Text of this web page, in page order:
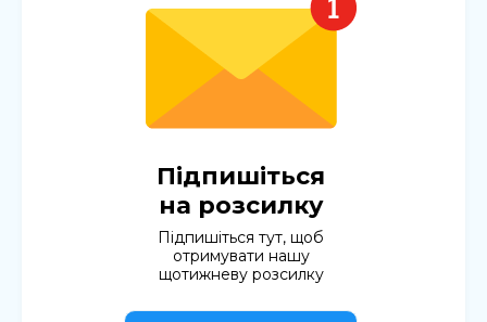
Підпишіться
на розсилку
Підпишіться тут, щоб
отримувати нашу
щотижневу розсилку